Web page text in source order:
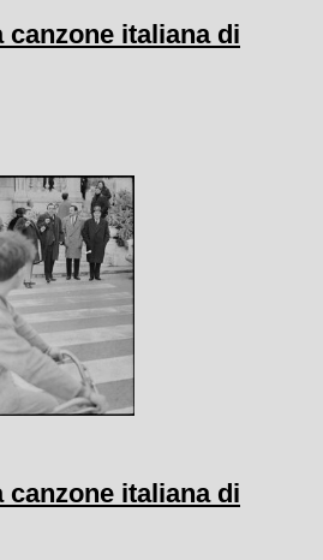
canzone italiana di
canzone italiana di